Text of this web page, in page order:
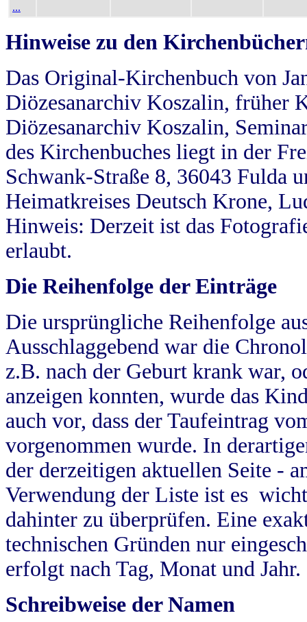
...
Hinweise zu den
Das Original-Kirchenbuch von
Diözesanarchiv Koszalin, früher
Diözesanarchiv Koszalin,
des Kirchenbuches liegt in der
Schwank-Straße 8, 36043 Fulda
Heimatkreises Deutsch Krone,
Hinweis: Derzeit ist das
erlaubt.
Die Reihenfolge der Einträge
Die ursprüngliche Reihenfolge
Ausschlaggebend war die
z.B. nach der Geburt krank war,
anzeigen konnten, wurde das
auch vor, dass der Taufeintrag
vorgenommen wurde. In
der derzeitigen aktuellen Seite -
Verwendung der Liste ist es
dahinter zu überprüfen. Eine
technischen Gründen nur
erfolgt nach Tag, Monat und Jahr.
Schreibweise der Namen